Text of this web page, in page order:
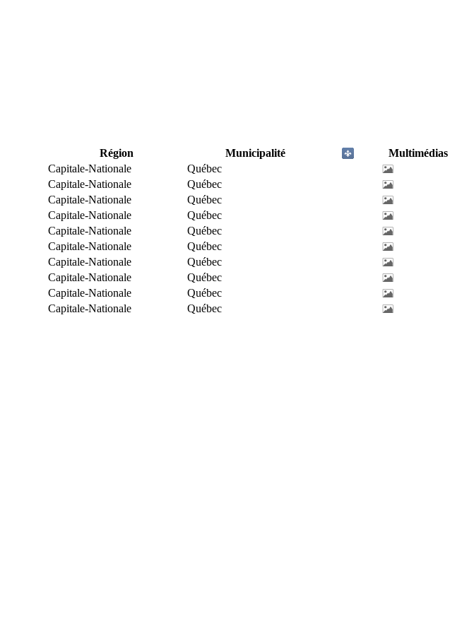
Région Municipalité
Multimédias
Capitale-Nationale
Québec
Capitale-Nationale
Québec
Capitale-Nationale
Québec
Capitale-Nationale
Québec
Capitale-Nationale
Québec
Capitale-Nationale
Québec
Capitale-Nationale
Québec
Capitale-Nationale
Québec
Capitale-Nationale
Québec
Capitale-Nationale Québec